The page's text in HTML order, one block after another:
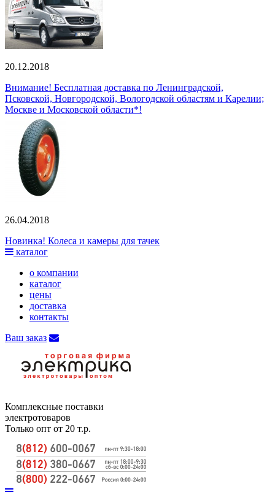
20.12.2018
Внимание! Бесплатная доставка по Ленинградской,
Псковской, Новгородской, Вологодской областям и Карелии;
Москве и Московской области*!
26.04.2018
Новинка! Колеса и камеры для тачек
каталог
о компании
каталог
цены
доставка
контакты
Ваш заказ
Комплексные поставки
электротоваров
Только опт от 20 т.р.